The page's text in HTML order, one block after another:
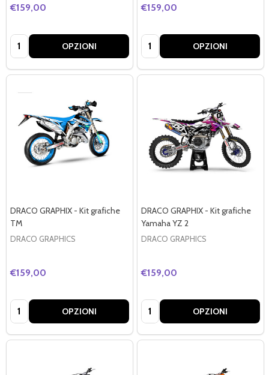
€159,00
Quantità: OPZIONI
€159,00
Quantità: OPZIONI
DRACO GRAPHIX - Kit grafiche
TM
DRACO GRAPHICS
€159,00
Quantità: OPZIONI
DRACO GRAPHIX - Kit grafiche
Yamaha YZ 2
DRACO GRAPHICS
€159,00
Quantità: OPZIONI